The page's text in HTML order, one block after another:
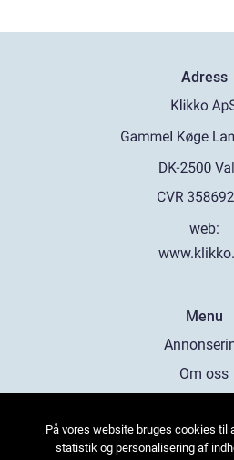
Adress
web:
Menu
Om oss
Kontakta
På vores website bruges cookies til
statistik og personalisering af